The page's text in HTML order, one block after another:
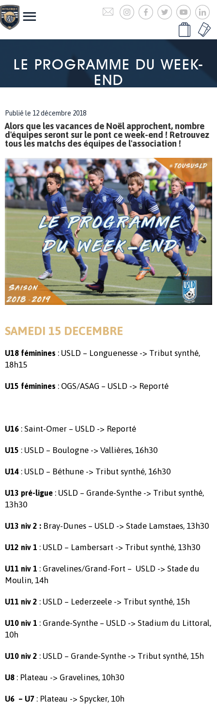
LE PROGRAMME DU WEEK-
END
Publié le 12 décembre 2018
Alors que les vacances de Noël approchent, nombre
d'équipes seront sur le pont ce week-end ! Retrouvez
tous les matchs des équipes de l'association !
SAMEDI 15 DECEMBRE
U18 féminines : USLD – Longuenesse -> Tribut synthé,
18h15
U15 féminines : OGS/ASAG – USLD -> Reporté
U16 : Saint-Omer – USLD -> Reporté
U15 : USLD – Boulogne -> Vallières, 16h30
U14 : USLD – Béthune -> Tribut synthé, 16h30
U13 pré-ligue : USLD – Grande-Synthe -> Tribut synthé,
13h30
U13 niv 2 : Bray-Dunes – USLD -> Stade Lamstaes, 13h30
U12 niv 1 : USLD – Lambersart -> Tribut synthé, 13h30
U11 niv 1 : Gravelines/Grand-Fort – USLD -> Stade du
Moulin, 14h
U11 niv 2 : USLD – Lederzeele -> Tribut synthé, 15h
U10 niv 1 : Grande-Synthe – USLD -> Stadium du Littoral,
10h
U10 niv 2 : USLD – Grande-Synthe -> Tribut synthé, 15h
U8 : Plateau -> Gravelines, 10h30
U6 – U7 : Plateau -> Spycker, 10h